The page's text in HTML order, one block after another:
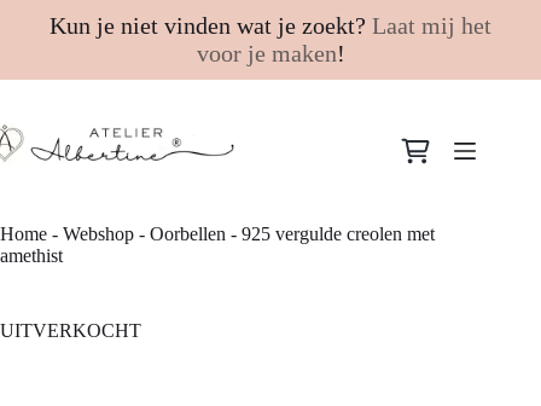
Kun je niet vinden wat je zoekt? Laat mij het
voor je maken!
naar
de
Winkelwagen
Home - Webshop - Oorbellen - 925 vergulde creolen met
amethist
UITVERKOCHT